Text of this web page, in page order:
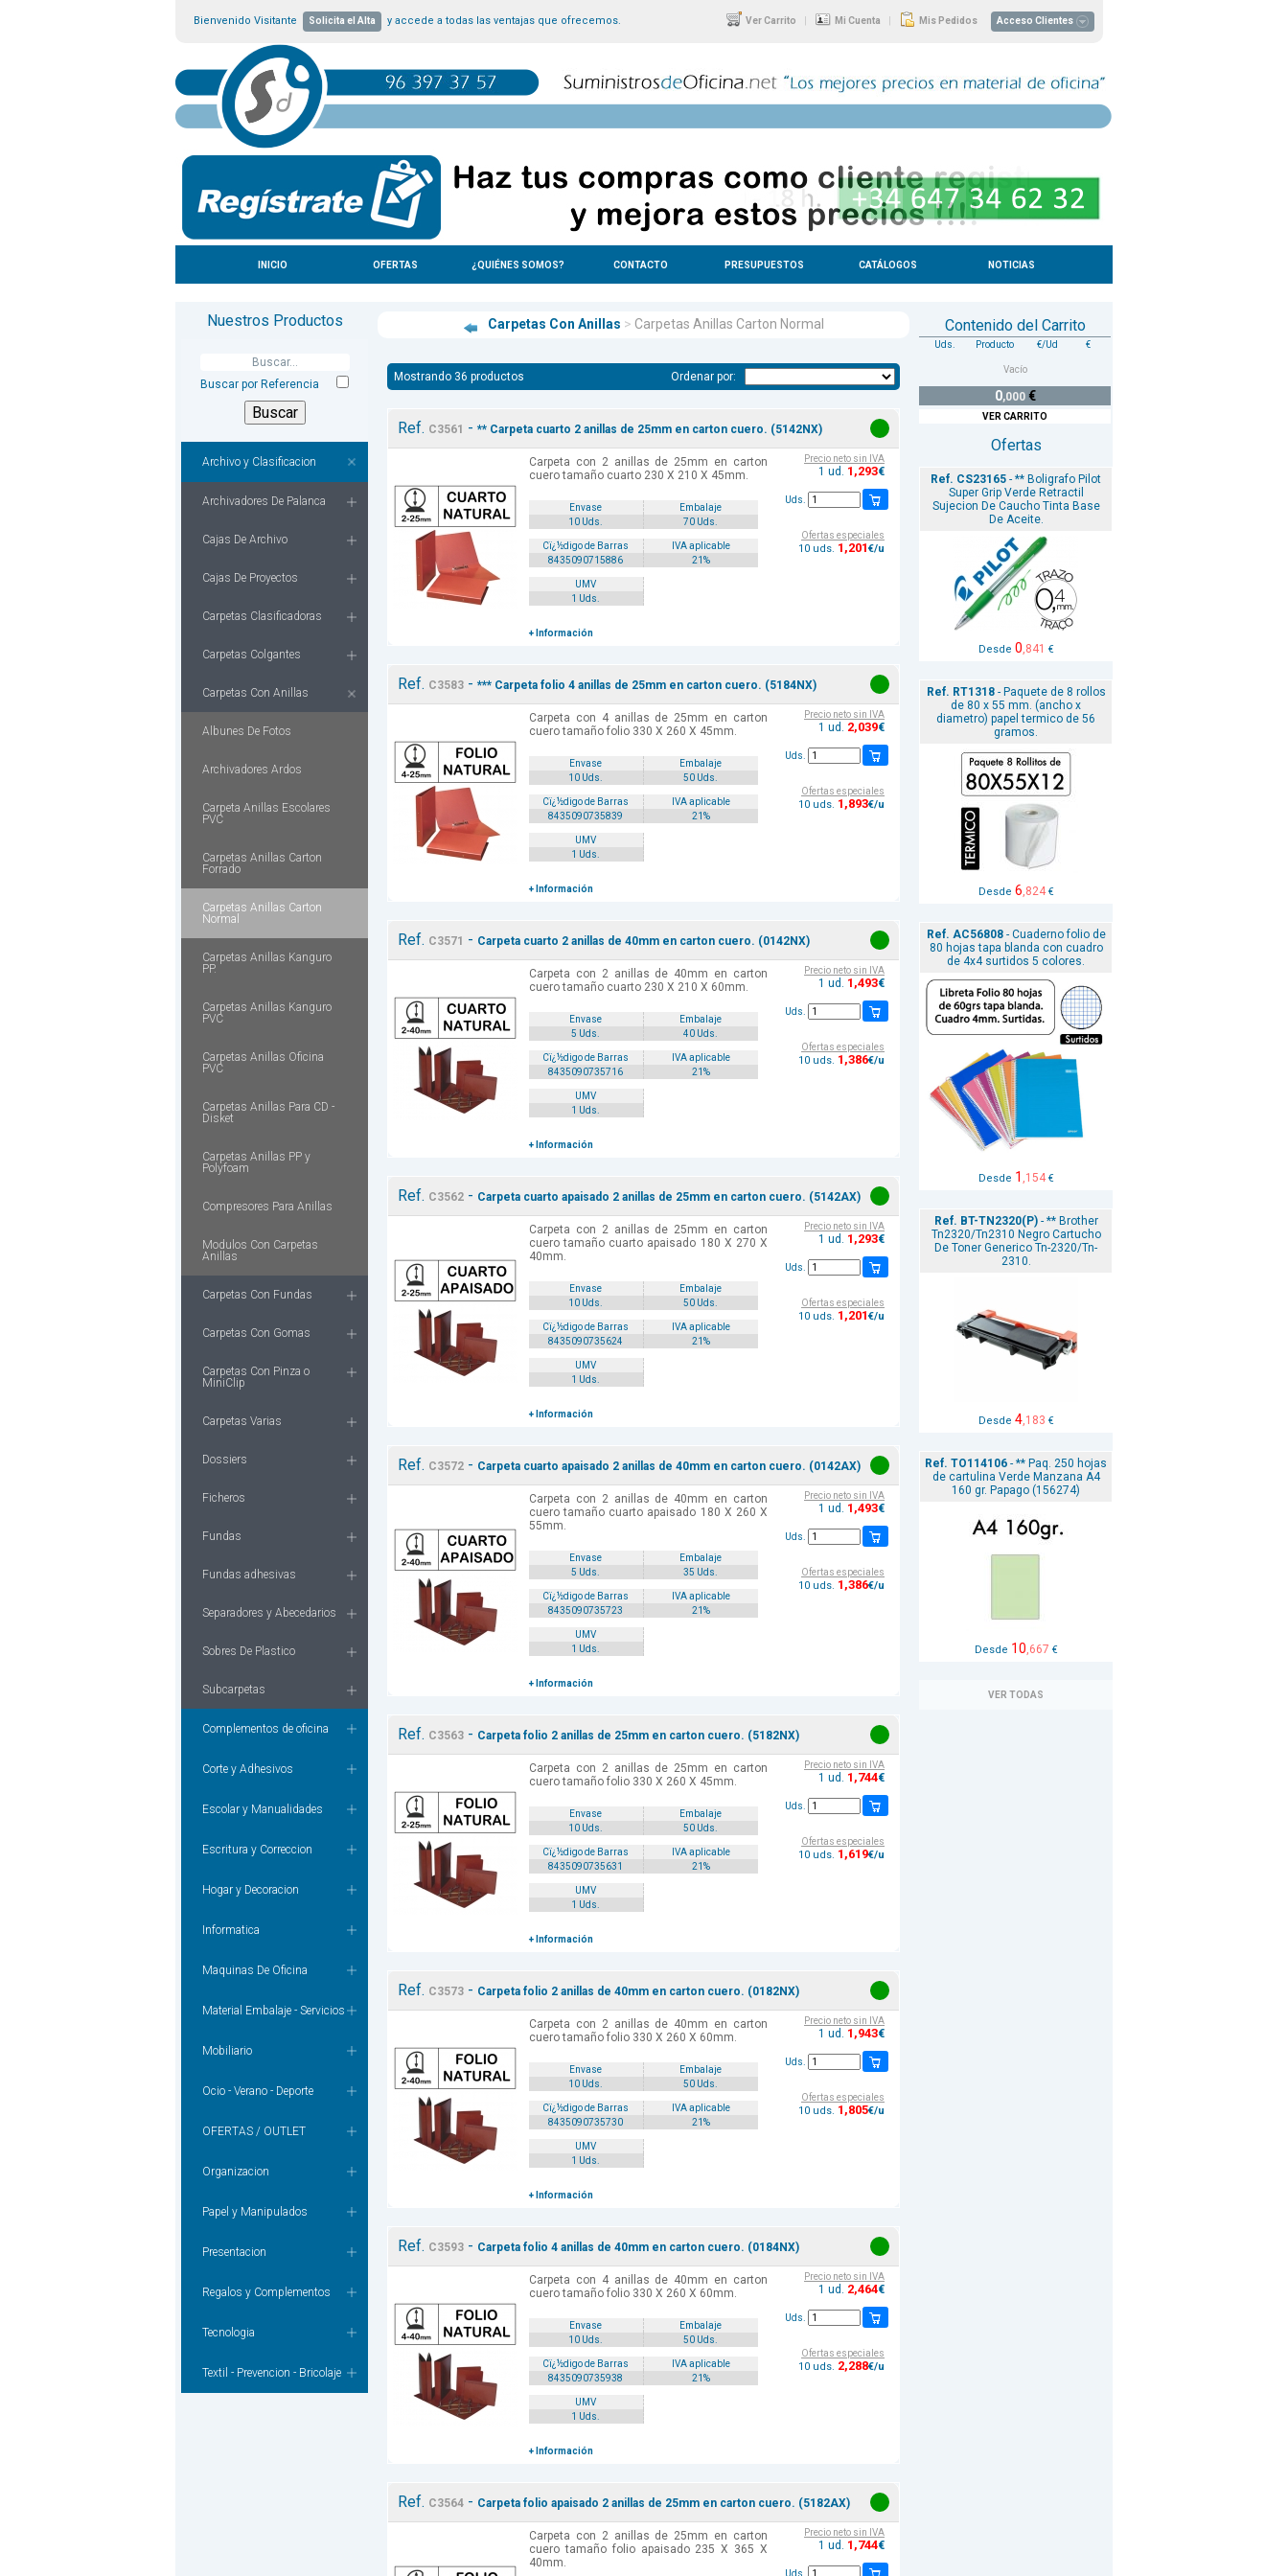
Bienvenido Visitante Solicita el Alta y accede a todas las ventajas que ofrecemos. Ver Carrito | Mi Cuenta | Mis Pedidos Acceso Clientes
INICIO OFERTAS ¿QUIÉNES SOMOS? CONTACTO PRESUPUESTOS CATÁLOGOS NOTICIAS
Nuestros Productos
Buscar por Referencia
Archivo y Clasificacion
Archivadores De Palanca
Cajas De Archivo
Cajas De Proyectos
Carpetas Clasificadoras
Carpetas Colgantes
Carpetas Con Anillas
Albunes De Fotos
Archivadores Ardos
Carpeta Anillas Escolares
PVC
Carpetas Anillas Carton
Forrado
Carpetas Anillas Carton
Normal
Carpetas Anillas Kanguro
PP.
Carpetas Anillas Kanguro
PVC
Carpetas Anillas Oficina
PVC
Carpetas Anillas Para CD -
Disket
Carpetas Anillas PP y
Polyfoam
Compresores Para Anillas
Modulos Con Carpetas
Anillas
Carpetas Con Fundas
Carpetas Con Gomas
Carpetas Con Pinza o
MiniClip
Carpetas Varias
Dossiers
Ficheros
Fundas
Fundas adhesivas
Separadores y Abecedarios
Sobres De Plastico
Subcarpetas
Complementos de oficina
Corte y Adhesivos
Escolar y Manualidades
Escritura y Correccion
Hogar y Decoracion
Informatica
Maquinas De Oficina
Material Embalaje - Servicios
Mobiliario
Ocio - Verano - Deporte
OFERTAS / OUTLET
Organizacion
Papel y Manipulados
Presentacion
Regalos y Complementos
Tecnologia
Textil - Prevencion - Bricolaje
Carpetas Con Anillas > Carpetas Anillas Carton Normal
Mostrando 36 productos Ordenar por:
Ref. C3561 - ** Carpeta cuarto 2 anillas de 25mm en carton cuero. (5142NX)
Carpeta con 2 anillas de 25mm en carton
cuero tamaño cuarto 230 X 210 X 45mm.
Envase
Embalaje
10 Uds.
70 Uds.
Cï¿½digo de Barras
IVA aplicable
8435090715886
21%
UMV
1 Uds.
+ Información
Precio neto sin IVA
1 ud. 1 ,293€
Uds.
Ofertas especiales
10 uds. 1 ,201€/u
Ref. C3583 - *** Carpeta folio 4 anillas de 25mm en carton cuero. (5184NX)
Carpeta con 4 anillas de 25mm en carton
cuero tamaño folio 330 X 260 X 45mm.
Envase
Embalaje
10 Uds.
50 Uds.
Cï¿½digo de Barras
IVA aplicable
8435090735839
21%
UMV
1 Uds.
+ Información
Precio neto sin IVA
1 ud. 2,039€
Uds.
Ofertas especiales
10 uds. 1 ,893€/u
Ref. C3571 - Carpeta cuarto 2 anillas de 40mm en carton cuero. (0142NX)
Carpeta con 2 anillas de 40mm en carton
cuero tamaño cuarto 230 X 210 X 60mm.
Envase
Embalaje
5 Uds.
40 Uds.
Cï¿½digo de Barras
IVA aplicable
8435090735716
21%
UMV
1 Uds.
+ Información
Precio neto sin IVA
1 ud. 1 ,493€
Uds.
Ofertas especiales
10 uds. 1 ,386€/u
Ref. C3562 - Carpeta cuarto apaisado 2 anillas de 25mm en carton cuero. (5142AX)
Carpeta con 2 anillas de 25mm en carton
cuero tamaño cuarto apaisado 180 X 270 X
40mm.
Envase
Embalaje
10 Uds.
50 Uds.
Cï¿½digo de Barras
IVA aplicable
8435090735624
21%
UMV
1 Uds.
+ Información
Precio neto sin IVA
1 ud. 1 ,293€
Uds.
Ofertas especiales
10 uds. 1 ,201€/u
Ref. C3572 - Carpeta cuarto apaisado 2 anillas de 40mm en carton cuero. (0142AX)
Carpeta con 2 anillas de 40mm en carton
cuero tamaño cuarto apaisado 180 X 260 X
55mm.
Envase
Embalaje
5 Uds.
35 Uds.
Cï¿½digo de Barras
IVA aplicable
8435090735723
21%
UMV
1 Uds.
+ Información
Precio neto sin IVA
1 ud. 1 ,493€
Uds.
Ofertas especiales
10 uds. 1 ,386€/u
Ref. C3563 - Carpeta folio 2 anillas de 25mm en carton cuero. (5182NX)
Carpeta con 2 anillas de 25mm en carton
cuero tamaño folio 330 X 260 X 45mm.
Envase
Embalaje
10 Uds.
50 Uds.
Cï¿½digo de Barras
IVA aplicable
8435090735631
21%
UMV
1 Uds.
+ Información
Precio neto sin IVA
1 ud. 1 ,744€
Uds.
Ofertas especiales
10 uds. 1 ,619€/u
Ref. C3573 - Carpeta folio 2 anillas de 40mm en carton cuero. (0182NX)
Carpeta con 2 anillas de 40mm en carton
cuero tamaño folio 330 X 260 X 60mm.
Envase
Embalaje
10 Uds.
50 Uds.
Cï¿½digo de Barras
IVA aplicable
8435090735730
21%
UMV
1 Uds.
+ Información
Precio neto sin IVA
1 ud. 1 ,943€
Uds.
Ofertas especiales
10 uds. 1 ,805€/u
Ref. C3593 - Carpeta folio 4 anillas de 40mm en carton cuero. (0184NX)
Carpeta con 4 anillas de 40mm en carton
cuero tamaño folio 330 X 260 X 60mm.
Envase
Embalaje
10 Uds.
50 Uds.
Cï¿½digo de Barras
IVA aplicable
8435090735938
21%
UMV
1 Uds.
+ Información
Precio neto sin IVA
1 ud. 2,464€
Uds.
Ofertas especiales
10 uds. 2,288€/u
Ref. C3564 - Carpeta folio apaisado 2 anillas de 25mm en carton cuero. (5182AX)
Carpeta con 2 anillas de 25mm en carton
cuero tamaño folio apaisado 235 X 365 X
40mm.
Precio neto sin IVA
1 ud. 1 ,744€
Uds.
Contenido del Carrito
Uds. Producto €/Ud €
Vacío
0,000€
VER CARRITO
Ofertas
Ref. CS23165 - ** Boligrafo Pilot
Super Grip Verde Retractil
Sujecion De Caucho Tinta Base
De Aceite.
Desde 0,841 €
Ref. RT1318- Paquete de 8 rollos
de 80 x 55 mm. (ancho x
diametro) papel termico de 56
gramos.
Desde 6,824€
Ref. AC56808- Cuaderno folio de
80 hojas tapa blanda con cuadro
de 4x4 surtidos 5 colores.
Desde 1 ,154€
Ref. BT-TN2320(P)- ** Brother
Tn2320/Tn2310 Negro Cartucho
De Toner Generico Tn-2320/Tn-
2310.
Desde 4,183 €
Ref. TO114106 - ** Paq. 250 hojas
de cartulina Verde Manzana A4
160 gr. Papago (156274)
Desde 10,667 €
VER TODAS